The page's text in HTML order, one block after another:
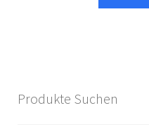
Produkte Suchen